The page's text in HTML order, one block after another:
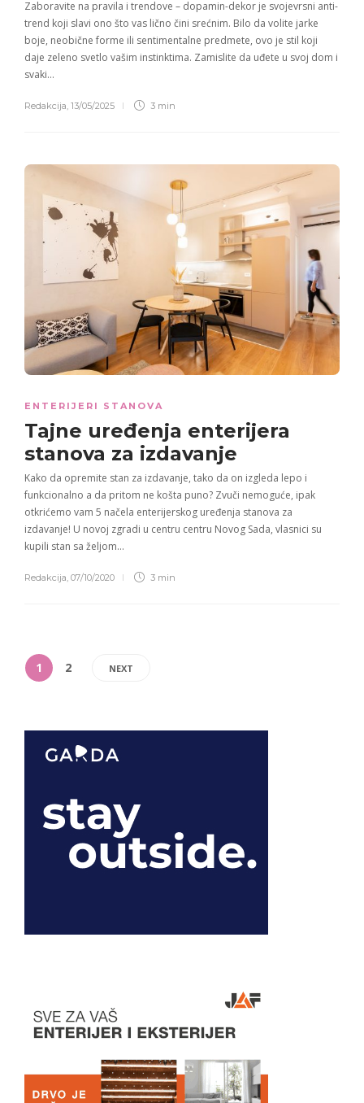
Zaboravite na pravila i trendove – dopamin-dekor je svojevrsni anti-
trend koji slavi ono što vas lično čini srećnim. Bilo da volite jarke
boje, neobične forme ili sentimentalne predmete, ovo je stil koji
daje zeleno svetlo vašim instinktima. Zamislite da uđete u svoj dom i
svaki…
Redakcija 13/05/2025 3 min
ENTERIJERI STANOVA
Tajne uređenja enterijera
stanova za izdavanje
Kako da opremite stan za izdavanje, tako da on izgleda lepo i
funkcionalno a da pritom ne košta puno? Zvuči nemoguće, ipak
otkrićemo vam 5 načela enterijerskog uređenja stanova za
izdavanje! U novoj zgradi u centru centru Novog Sada, vlasnici su
kupili stan sa željom…
Redakcija 07/10/2020 3 min
1 2 NEXT